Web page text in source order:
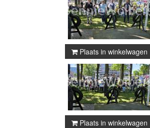
Plaats in winkelwagen
Plaats in winkelwagen